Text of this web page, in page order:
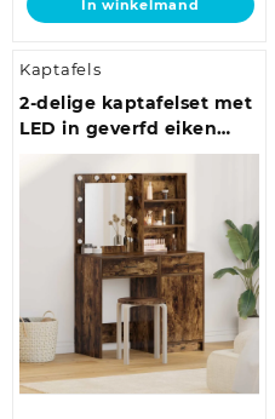
In winkelmand
Kaptafels
2-delige kaptafelset met
LED in geverfd eiken
hout